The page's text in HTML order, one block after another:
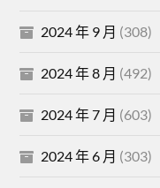
2024 年 9 月 (308)
2024 年 8 月 (492)
2024 年 7 月 (603)
2024 年 6 月 (303)